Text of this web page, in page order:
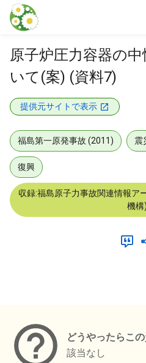
本文に飛ぶ
原子炉圧力容器の
いて(案) (資料7)
提供元サイトで表示
福島第一原発事故 (2011) 震
復興
収録:福島原子力事故関連情報ア
機構)
どうやったらこ
該当なし